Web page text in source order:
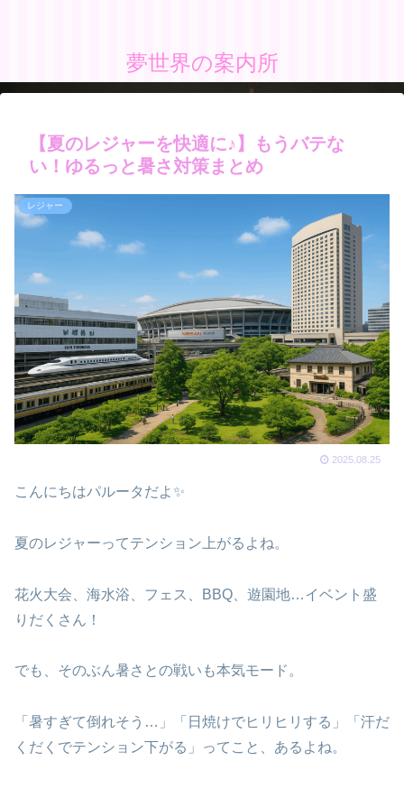
夢世界の案内所
【夏のレジャーを快適に♪】もうバテな
い！ゆるっと暑さ対策まとめ
レジャー
2025.08.25
こんにちはパルータだよ✨
夏のレジャーってテンション上がるよね。
花火大会、海水浴、フェス、BBQ、遊園地…イベント盛
りだくさん！
でも、そのぶん暑さとの戦いも本気モード。
「暑すぎて倒れそう…」「日焼けでヒリヒリする」「汗だ
くだくでテンション下がる」ってこと、あるよね。